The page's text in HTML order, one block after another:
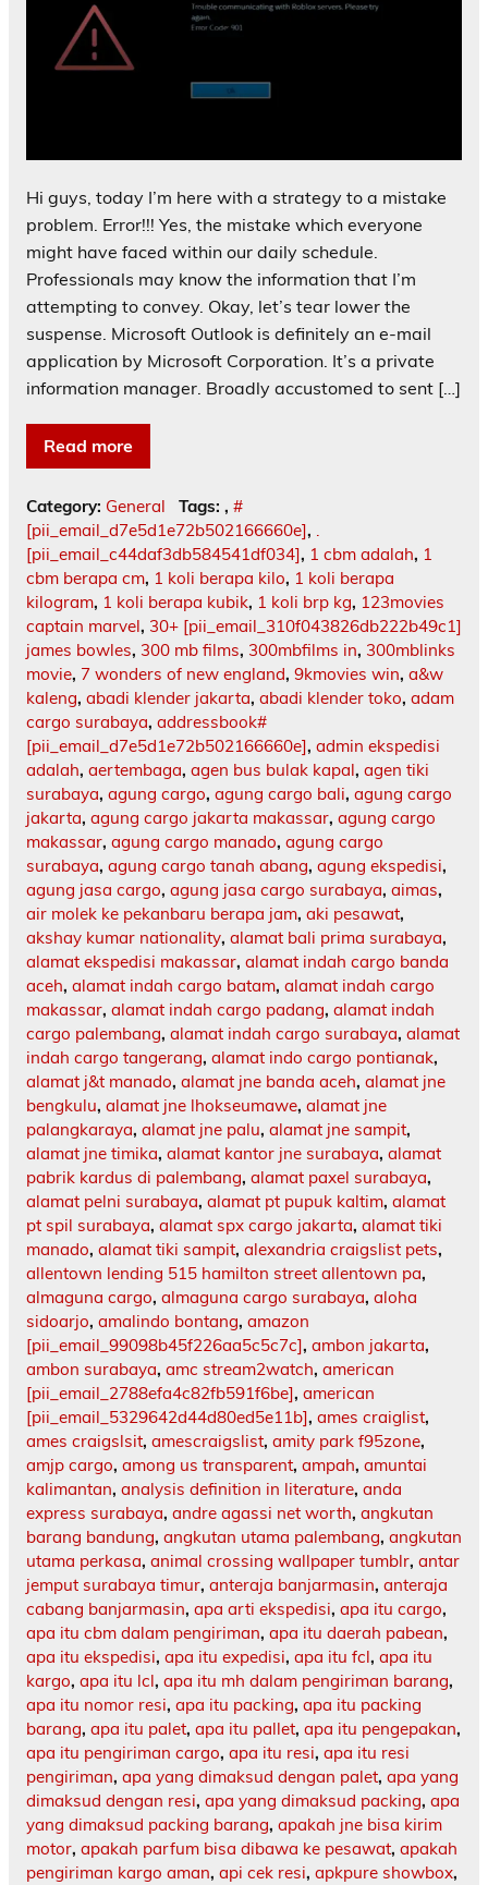
Hi guys, today I’m here with a strategy to a mistake
problem. Error!!! Yes, the mistake which everyone
might have faced within our daily schedule.
Professionals may know the information that I’m
attempting to convey. Okay, let’s tear lower the
suspense. Microsoft Outlook is definitely an e-mail
application by Microsoft Corporation. It’s a private
information manager. Broadly accustomed to sent […]
Read more
Category: General Tags: , #
[pii_email_d7e5d1e72b502166660e], .
[pii_email_c44daf3db584541df034], 1 cbm adalah, 1
cbm berapa cm, 1 koli berapa kilo, 1 koli berapa
kilogram, 1 koli berapa kubik, 1 koli brp kg, 123movies
captain marvel, 30+ [pii_email_310f043826db222b49c1]
james bowles, 300 mb films, 300mbfilms in, 300mblinks
movie, 7 wonders of new england, 9kmovies win, a&w
kaleng, abadi klender jakarta, abadi klender toko, adam
cargo surabaya, addressbook#
[pii_email_d7e5d1e72b502166660e], admin ekspedisi
adalah, aertembaga, agen bus bulak kapal, agen tiki
surabaya, agung cargo, agung cargo bali, agung cargo
jakarta, agung cargo jakarta makassar, agung cargo
makassar, agung cargo manado, agung cargo
surabaya, agung cargo tanah abang, agung ekspedisi,
agung jasa cargo, agung jasa cargo surabaya, aimas,
air molek ke pekanbaru berapa jam, aki pesawat,
akshay kumar nationality, alamat bali prima surabaya,
alamat ekspedisi makassar, alamat indah cargo banda
aceh, alamat indah cargo batam, alamat indah cargo
makassar, alamat indah cargo padang, alamat indah
cargo palembang, alamat indah cargo surabaya, alamat
indah cargo tangerang, alamat indo cargo pontianak,
alamat j&t manado, alamat jne banda aceh, alamat jne
bengkulu, alamat jne lhokseumawe, alamat jne
palangkaraya, alamat jne palu, alamat jne sampit,
alamat jne timika, alamat kantor jne surabaya, alamat
pabrik kardus di palembang, alamat paxel surabaya,
alamat pelni surabaya, alamat pt pupuk kaltim, alamat
pt spil surabaya, alamat spx cargo jakarta, alamat tiki
manado, alamat tiki sampit, alexandria craigslist pets,
allentown lending 515 hamilton street allentown pa,
almaguna cargo, almaguna cargo surabaya, aloha
sidoarjo, amalindo bontang, amazon
[pii_email_99098b45f226aa5c5c7c], ambon jakarta,
ambon surabaya, amc stream2watch, american
[pii_email_2788efa4c82fb591f6be], american
[pii_email_5329642d44d80ed5e11b], ames craiglist,
ames craigslsit, amescraigslist, amity park f95zone,
amjp cargo, among us transparent, ampah, amuntai
kalimantan, analysis definition in literature, anda
express surabaya, andre agassi net worth, angkutan
barang bandung, angkutan utama palembang, angkutan
utama perkasa, animal crossing wallpaper tumblr, antar
jemput surabaya timur, anteraja banjarmasin, anteraja
cabang banjarmasin, apa arti ekspedisi, apa itu cargo,
apa itu cbm dalam pengiriman, apa itu daerah pabean,
apa itu ekspedisi, apa itu expedisi, apa itu fcl, apa itu
kargo, apa itu lcl, apa itu mh dalam pengiriman barang,
apa itu nomor resi, apa itu packing, apa itu packing
barang, apa itu palet, apa itu pallet, apa itu pengepakan,
apa itu pengiriman cargo, apa itu resi, apa itu resi
pengiriman, apa yang dimaksud dengan palet, apa yang
dimaksud dengan resi, apa yang dimaksud packing, apa
yang dimaksud packing barang, apakah jne bisa kirim
motor, apakah parfum bisa dibawa ke pesawat, apakah
pengiriman kargo aman, api cek resi, apkpure showbox,